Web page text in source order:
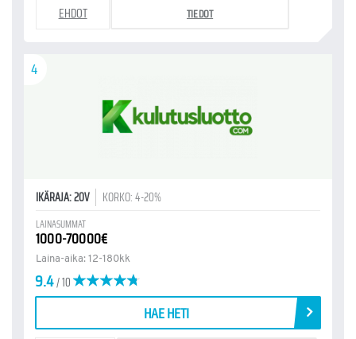
EHDOT TIEDOT
4
IKÄRAJA: 20V KORKO: 4-20%
LAINASUMMAT
1000-70000€
Laina-aika: 12-180kk
9.4/ 10
HAE HETI